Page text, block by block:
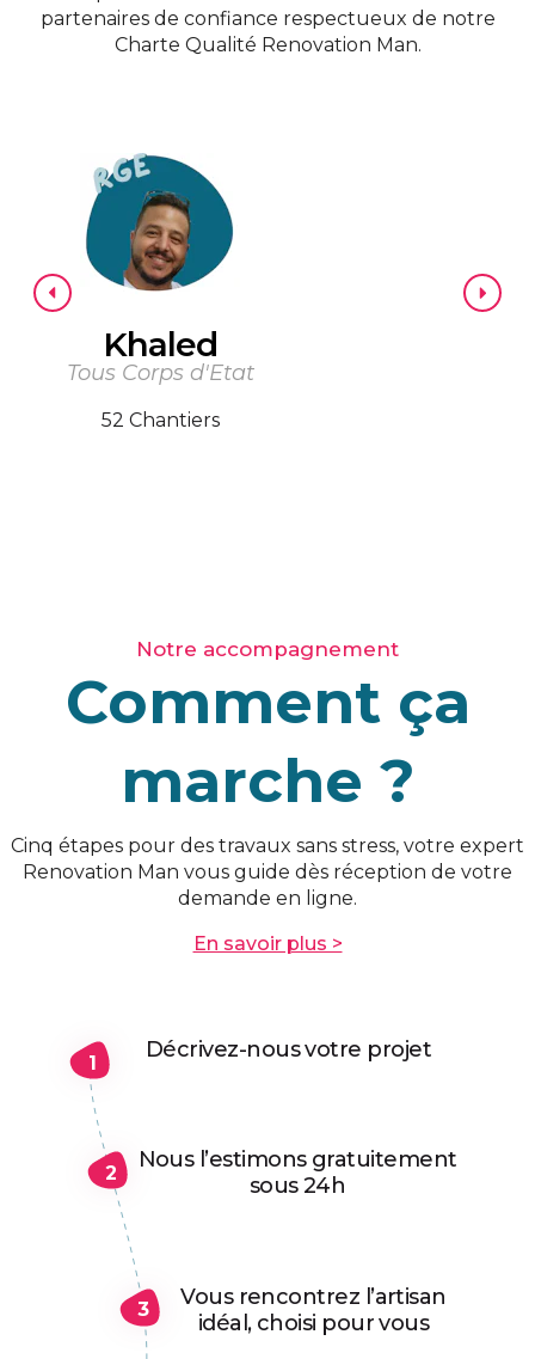
partenaires de confiance respectueux de notre
Charte Qualité Renovation Man.
Khaled
Tous Corps d'Etat
52 Chantiers
Notre accompagnement
Comment ça
marche ?
Cinq étapes pour des travaux sans stress, votre expert
Renovation Man vous guide dès réception de votre
demande en ligne.
En savoir plus >
1 Décrivez-nous votre projet
2
Nous l’estimons gratuitement
sous 24h
3
Vous rencontrez l’artisan
idéal, choisi pour vous